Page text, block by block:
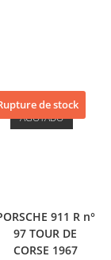
de stock
AGOTADO
911 R n°
97 TOUR DE
CORSE 1967